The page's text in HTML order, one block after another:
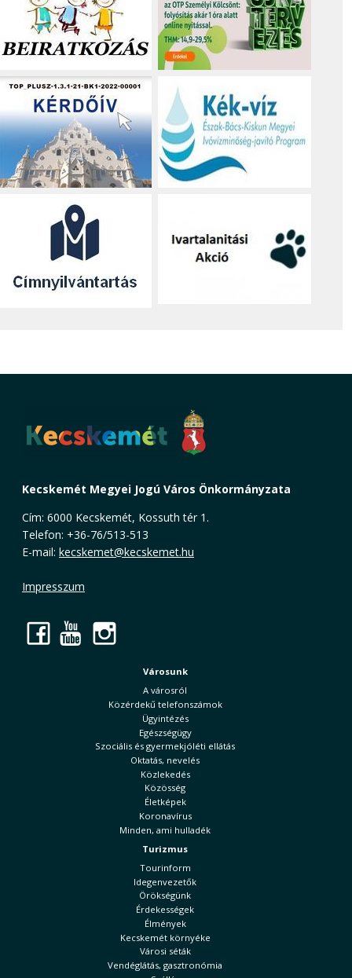
Kecskemét Megyei Jogú Város Önkormányzata
Cím: 6000 Kecskemét, Kossuth tér 1.
Telefon: +36-76/513-513
E-mail: kecskemet@kecskemet.hu
Impresszum
Facebook
YouTube
Városunk
A városról
Közérdekű telefonszámok
Ügyintézés
Egészségügy
Szociális és gyermekjóléti ellátás
Oktatás, nevelés
Közlekedés
Közösség
Életképek
Koronavírus
Minden, ami hulladék
Turizmus
Tourinform
Idegenvezetők
Örökségünk
Érdekességek
Élmények
Kecskemét környéke
Városi séták
Vendéglátás, gasztronómia